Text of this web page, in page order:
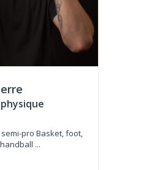
pro Basket, foot,
...